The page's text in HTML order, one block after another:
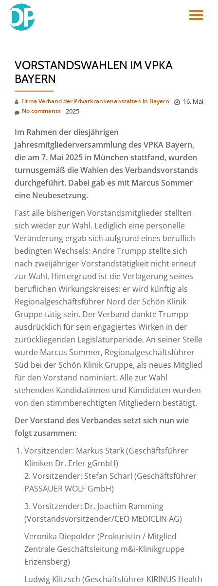
Skip
VORSTANDSWAHLEN IM VPKA
BAYERN
Firma Verband der Privatkrankenanstalten in Bayern
16. Mai
2025
No comments
Im Rahmen der diesjährigen
Jahresmitgliederversammlung des VPKA Bayern,
die am 7. Mai 2025 in München stattfand, wurden
turnusgemäß die Wahlen des Verbandsvorstands
durchgeführt. Dabei gab es mit Marcus Sommer
eine Neubesetzung.
Fast alle bisherigen Vorstandsmitglieder stellten
sich wieder zur Wahl. Lediglich eine personelle
Veränderung ergab sich aufgrund eines beruflich
bedingten Wechsels: Andre Trumpp stellte sich
nach zweijähriger Vorstandstätigkeit nicht erneut
zur Wahl. Hintergrund ist die Verlagerung seines
beruflichen Wirkungskreises: er wird künftig als
Regionalgeschäftsführer Nord der Schön Klinik
Gruppe tätig sein. Der Verband dankte Trumpp
ausdrücklich für sein engagiertes Wirken in der
zurückliegenden Legislaturperiode. An seiner Stelle
wurde Marcus Sommer, Regionalgeschäftsführer
Süd bei der Schön Klinik Gruppe, als neues Mitglied
für den Vorstand nominiert. Alle zur Wahl
stehenden Kandidatinnen und Kandidaten wurden
von den stimmberechtigten Mitgliedern bestätigt.
Der Vorstand des Verbandes setzt sich nun wie
folgt zusammen:
Vorsitzender: Markus Stark (Geschäftsführer
Kliniken Dr. Erler gGmbH)
2. Vorsitzender: Stefan Scharl (Geschäftsführer
PASSAUER WOLF GmbH)
3. Vorsitzender: Dr. Joachim Ramming
(Vorstandsvorsitzender/CEO MEDICLIN AG)
Veronika Diepolder (Prokuristin / Mitglied
Zentrale Geschäftsleitung m&i-Klinikgruppe
Enzensberg)
Ludwig Klitzsch (Geschäftsführer KIRINUS Health